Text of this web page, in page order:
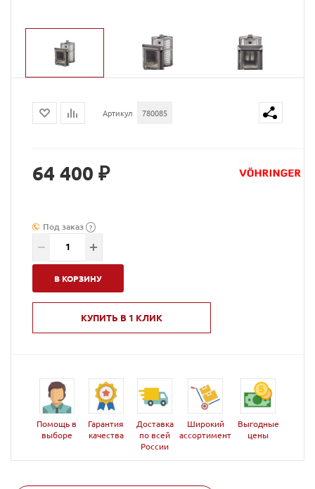
Артикул 780085
64 400 ₽
Под заказ ?
В КОРЗИНУ
КУПИТЬ В 1 КЛИК
Помощь в
выборе
Гарантия
качества
Доставка
по всей
России
Широкий
ассортимент
Выгодные
цены